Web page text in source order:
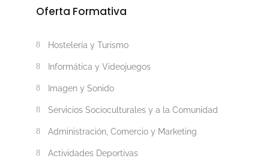
Oferta Formativa
Hostelería y Turismo
Informática y Videojuegos
Imagen y Sonido
Servicios Socioculturales y a la Comunidad
Administración, Comercio y Marketing
Actividades Deportivas